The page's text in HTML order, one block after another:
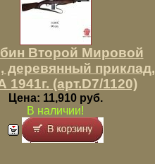
Второй Мировой
деревянный приклад,
(арт.D7/1120)
Цена: 11,910 руб.
В наличии!